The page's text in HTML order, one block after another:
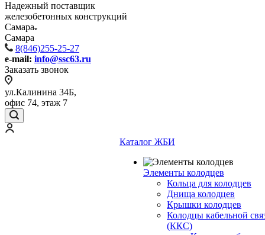
Надежный поставщик
железобетонных конструкций
Самара
Самара
8(846)255-25-27
e-mail: info@ssc63.ru
Заказать звонок
ул.Калинина 34Б,
офис 74, этаж 7
Каталог ЖБИ
Элементы колодцев
Кольца для колодцев
Днища колодцев
Крышки колодцев
Колодцы кабельной
(ККС)